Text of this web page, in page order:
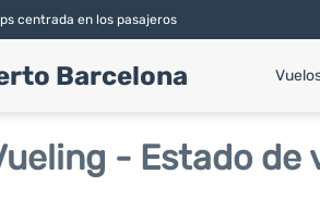
centrada en los pasajeros
Barcelona
- Estado de